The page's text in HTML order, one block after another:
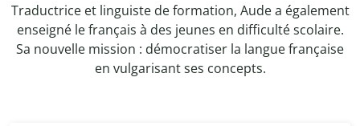
Traductrice et linguiste de formation, Aude a également
enseigné le français à des jeunes en difficulté scolaire.
Sa nouvelle mission : démocratiser la langue française
en vulgarisant ses concepts.